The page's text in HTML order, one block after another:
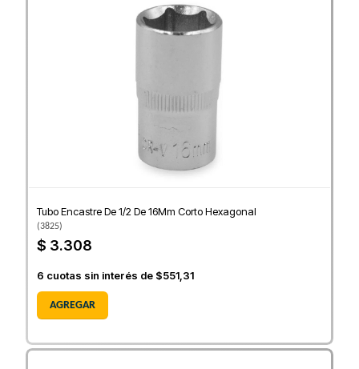
Tubo Encastre De 1/2 De 16Mm Corto Hexagonal
(3825)
$ 3.308
6 cuotas sin interés de $551,31
AGREGAR